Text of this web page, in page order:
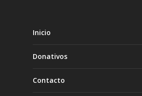
Inicio
Donativos
Contacto